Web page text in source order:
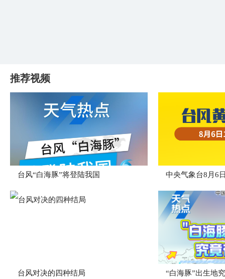
推荐视频
台风“白海豚”将登陆我国
台风对决的四种结局 “白海豚”出生地